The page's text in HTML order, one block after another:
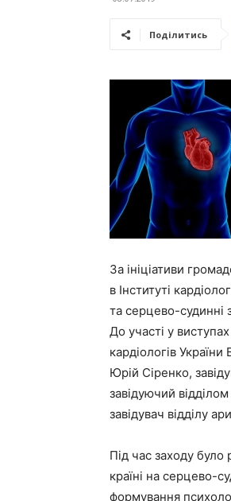
Поділитись
За ініціативи
в Інституті
та серцево-судинні
До участі у
кардіологів
Юрій Сіренко,
завідуючий
завідувач відділу
Під час заходу було
країні на серцево-
формування